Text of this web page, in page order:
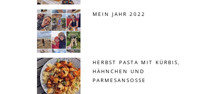
MEIN JAHR 2022
HERBST PASTA MIT KÜRBIS,
HÄHNCHEN UND
PARMESANSOSSE